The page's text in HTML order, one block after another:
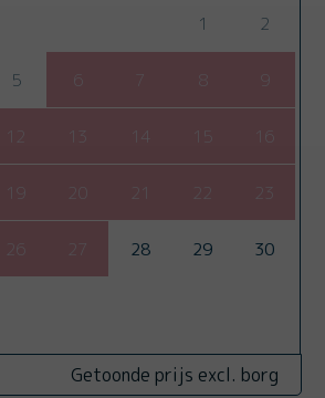
1 2
5 7 9
12 14
19 20 21 22 23
26 27 28 29 30
Getoonde prijs excl. borg